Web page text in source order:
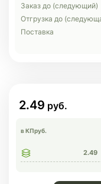
Заказ до (следующий)
Отгрузка до
Поставка
2.49
в КПруб.
2.49